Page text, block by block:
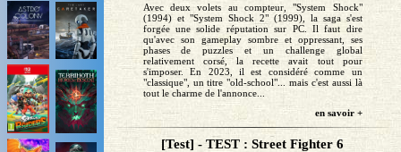
Avec deux volets au compteur, "System Shock"
(1994) et "System Shock 2" (1999), la saga s'est
forgée une solide réputation sur PC. Il faut dire
qu'avec son gameplay sombre et oppressant, ses
phases de puzzles et un challenge global
relativement corsé, la recette avait tout pour
s'imposer. En 2023, il est considéré comme un
"classique", un titre "old-school"... mais c'est aussi là
tout le charme de l'annonce...
en savoir +
[Test] - TEST : Street Fighter 6